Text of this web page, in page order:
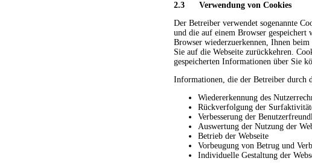
2.3 Verwendung von Cookies
Der Betreiber verwendet sogenannte
und die auf einem Browser gespeichert
Browser wiederzuerkennen, Ihnen
Sie auf die Webseite zurückkehren.
gespeicherten Informationen über Sie
Informationen, die der Betreiber durch
Wiedererkennung des
Rückverfolgung der
Verbesserung der
Auswertung der Nutzung der
Betrieb der Webseite
Vorbeugung von Betrug und
Individuelle Gestaltung der